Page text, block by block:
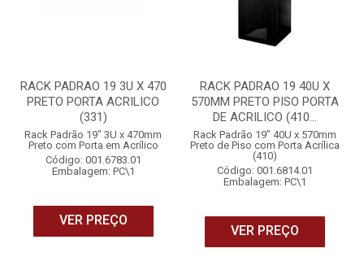
RACK PADRAO 19 3U X 470
PRETO PORTA ACRILICO
(331)
Rack Padrão 19" 3U x 470mm
Preto com Porta em Acrílico
Código: 001.6783.01
Embalagem: PC\1
VER PREÇO
RACK PADRAO 19 40U X
570MM PRETO PISO PORTA
DE ACRILICO (410...
Rack Padrão 19” 40U x 570mm
Preto de Piso com Porta Acrílica
(410)
Código: 001.6814.01
Embalagem: PC\1
VER PREÇO